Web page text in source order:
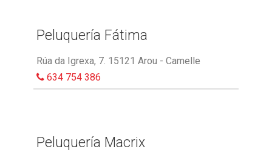
Peluquería Fátima
Rúa da Igrexa, 7. 15121 Arou - Camelle
634 754 386
Peluquería Macrix